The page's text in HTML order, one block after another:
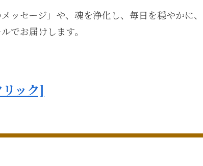
ッセージ」や、魂を浄化し、毎日を穏やかに、
でお届けします。
ック]